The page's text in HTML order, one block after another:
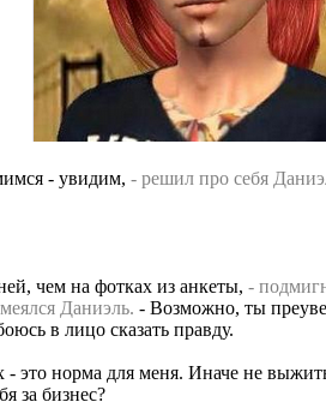
- увидим, - решил про себя
чем на фотках из анкеты, -
Даниэль. - Возможно, ты
в лицо сказать правду.
норма для меня. Иначе не
за бизнес?